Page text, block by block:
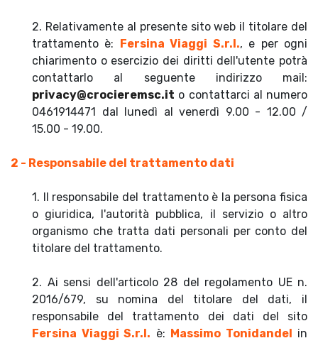
2. Relativamente al presente sito web il titolare del
trattamento è: Fersina Viaggi S.r.l., e per ogni
chiarimento o esercizio dei diritti dell'utente potrà
contattarlo al seguente indirizzo mail:
privacy@crocieremsc.it o contattarci al numero
0461914471 dal lunedì al venerdì 9.00 - 12.00 /
15.00 - 19.00.
2 - Responsabile del trattamento dati
1. Il responsabile del trattamento è la persona fisica
o giuridica, l'autorità pubblica, il servizio o altro
organismo che tratta dati personali per conto del
titolare del trattamento.
2. Ai sensi dell'articolo 28 del regolamento UE n.
2016/679, su nomina del titolare del dati, il
responsabile del trattamento dei dati del sito
Fersina Viaggi S.r.l. è: Massimo Tonidandel in